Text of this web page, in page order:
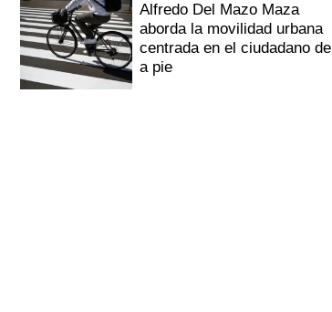
Alfredo Del Mazo Maza
aborda la movilidad urbana
centrada en el ciudadano de
a pie